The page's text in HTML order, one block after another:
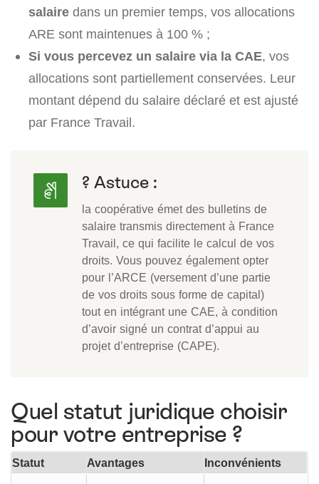
salaire dans un premier temps, vos allocations
ARE sont maintenues à 100 % ;
Si vous percevez un salaire via la CAE, vos
allocations sont partiellement conservées. Leur
montant dépend du salaire déclaré et est ajusté
par France Travail.
? Astuce :
la coopérative émet des bulletins de
salaire transmis directement à France
Travail, ce qui facilite le calcul de vos
droits. Vous pouvez également opter
pour l’ARCE (versement d’une partie
de vos droits sous forme de capital)
tout en intégrant une CAE, à condition
d’avoir signé un contrat d’appui au
projet d’entreprise (CAPE).
Quel statut juridique choisir
pour votre entreprise ?
Statut Avantages Inconvénients